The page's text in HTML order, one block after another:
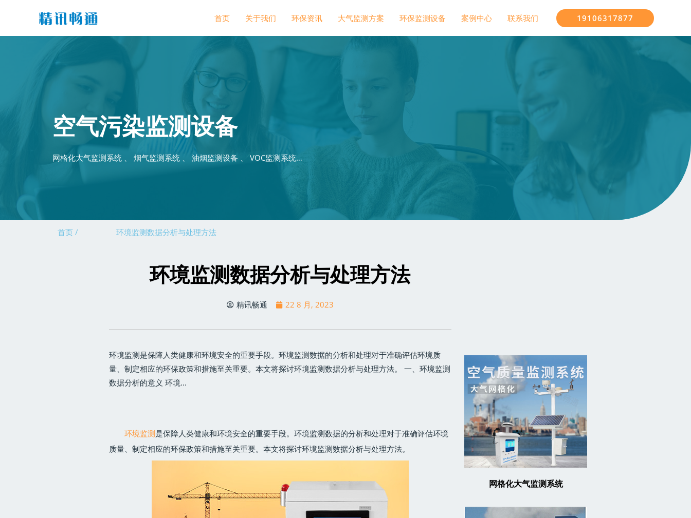
首页 关于我们 环保资讯 大气监测方案 环保监测设备 案例中心 联系我们 19106317877
空气污染监测设备
网格化大气监测系统 、 烟气监测系统 、 油烟监测设备 、 VOC监测系统…
首页 / 环境监测数据分析与处理方法
环境监测数据分析与处理方法
精讯畅通 22 8 月, 2023
环境监测是保障人类健康和环境安全的重要手段。环境监测数据的分析和处理对于准确评估环境质
量、制定相应的环保政策和措施至关重要。本文将探讨环境监测数据分析与处理方法。 一、环境监测
数据分析的意义 环境...
环境监测是保障人类健康和环境安全的重要手段。环境监测数据的分析和处理对于准确评估环境
质量、制定相应的环保政策和措施至关重要。本文将探讨环境监测数据分析与处理方法。
网格化大气监测系统